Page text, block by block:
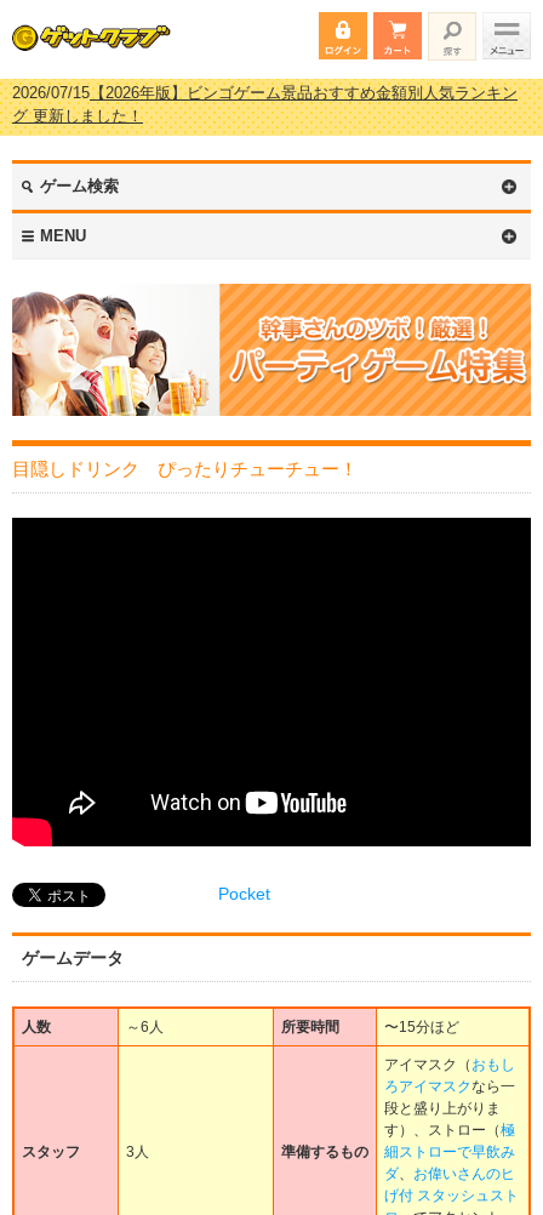
2026/07/15【2026年版】ビンゴゲーム景品おすすめ金額別人気ランキン
グ 更新しました！
2026/04/03【2026年版】ゴルフコンペ景品 3000円未満［2000円～2999円
編］もらってうれしい人気ラ…
2026/02/16【2026年版】結婚式の二次会で貰って嬉しい景品とは？ 更新
しました！
2026/02/03
【2026年版】ゴルフコンペ景品 3000円未満［2000円～2999円
ゲーム検索
MENU
目隠しドリンク ぴったりチューチュー！
Pocket
ゲームデータ
人数 ～6人 所要時間 〜15分ほど
スタッフ 3人 準備するもの
アイマスク（ おもし
ろアイマスクなら一
段と盛り上がりま
す）、ストロー（極
細ストローで早飲み
ダ、 お偉いさんのヒ
げ付 スタッシュスト